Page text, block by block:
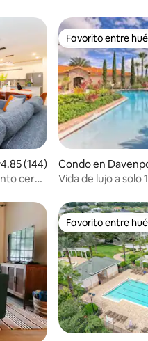
promedio: 4.85 de
4.85 (144)
cerca
Favorito entre
Favorito entre
Condo en
Vida de lujo a solo
Favorito entre
Favorito entre